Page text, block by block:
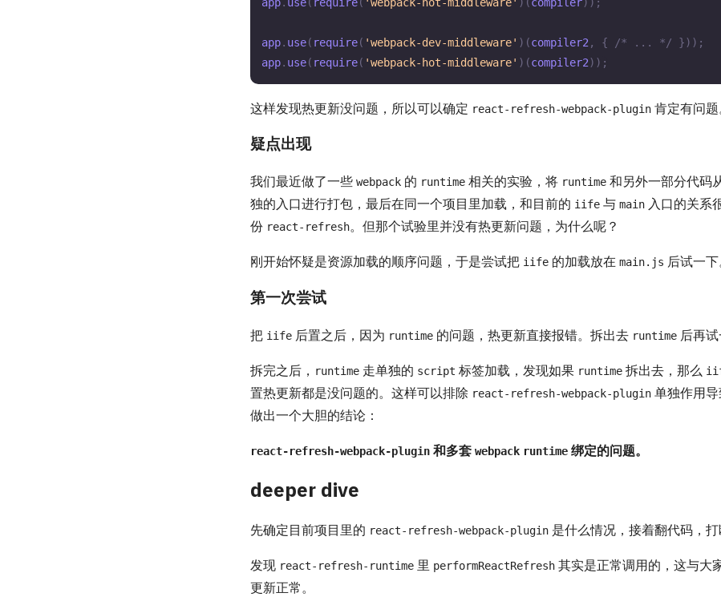
app. use( require( 'webpack-dev-middleware' ) (compiler2 , { /* ... */ }) ) ;
app. use( require( 'webpack-hot-middleware' ) (compiler2) ) ;
这样发现热更新没问题，所以可以确定 react-refresh-webpack-plugin 肯定有问题
疑点出现
我们最近做了一些 webpack 的 runtime 相关的实验，将 runtime 和另外一部分代码
独的入口进行打包，最后在同一个项目里加载，和目前的 iife 与 main 入口的关系
份 react-refresh。但那个试验里并没有热更新问题，为什么呢？
刚开始怀疑是资源加载的顺序问题，于是尝试把 iife 的加载放在 main.js 后试一下
第一次尝试
把 iife 后置之后，因为 runtime 的问题，热更新直接报错。拆出去 runtime 后再试
拆完之后， runtime 走单独的 script 标签加载，发现如果 runtime 拆出去，那么
置热更新都是没问题的。这样可以排除 react-refresh-webpack-plugin 单独作用
做出一个大胆的结论：
react-refresh-webpack-plugin 和多套 webpack runtime 绑定的问题。
deeper dive
先确定目前项目里的 react-refresh-webpack-plugin 是什么情况，接着翻代码，打
发现 react-refresh-runtime 里 performReactRefresh 其实是正常调用的，这与大
更新正常。